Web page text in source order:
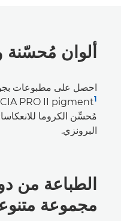
ألوان مُحسّنة
احصل على مطبوعات
PRO II pigment1
مُحسِّن الكروما
البرونزي.
الطباعة من
مجموعة